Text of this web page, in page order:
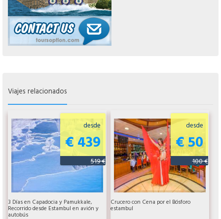
Viajes relacionados
desde
€ 439
519 €
3 Días en Capadocia y Pamukkale,
Recorrido desde Estambul en avión y
autobús
desde
€ 50
100 €
Crucero con Cena por el Bósforo
estambul